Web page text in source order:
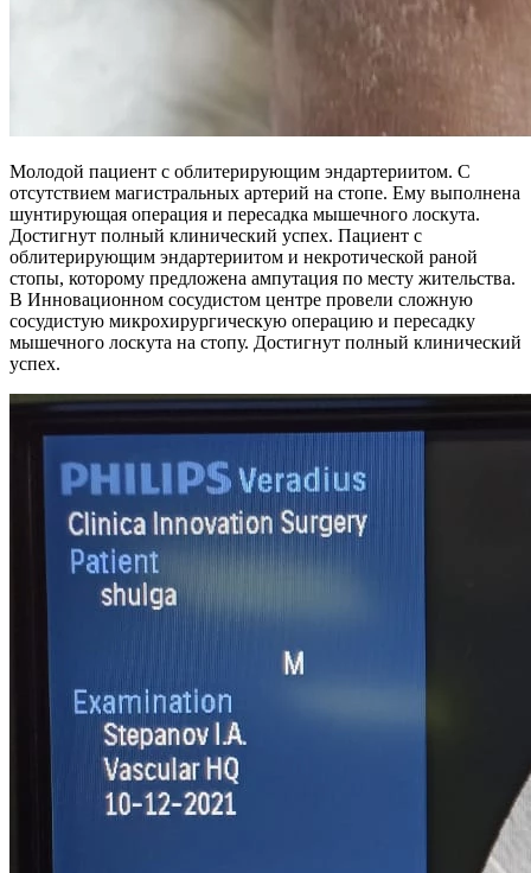
Молодой пациент с облитерирующим эндартериитом. С
отсутствием магистральных артерий на стопе. Ему выполнена
шунтирующая операция и пересадка мышечного лоскута.
Достигнут полный клинический успех. Пациент с
облитерирующим эндартериитом и некротической раной
стопы, которому предложена ампутация по месту жительства.
В Инновационном сосудистом центре провели сложную
сосудистую микрохирургическую операцию и пересадку
мышечного лоскута на стопу. Достигнут полный клинический
успех.